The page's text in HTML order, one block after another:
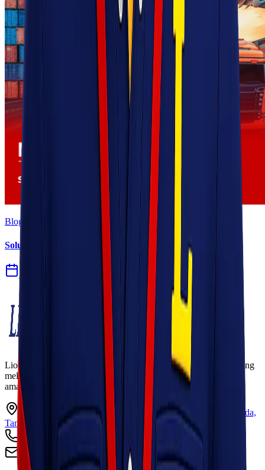
Blog
Solusi Logistik untuk Perusahaan Manufaktur
27 Jul 2026
Lionel Express adalah perusahaan jasa pengiriman terpercaya yang
melayani pengiriman barang ke seluruh Indonesia dengan cepat,
aman, dan harga kompetitif.
Ruko Garden Square Blok G No. 11-12 Jurumudi baru, Benda,
Tangerang, Banten 15124
+62 813 8838 8182
info@lionelexpress.com